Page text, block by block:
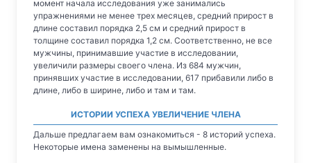
момент начала исследования уже занимались
упражнениями не менее трех месяцев, средний прирост в
длине составил порядка 2,5 см и средний прирост в
толщине составил порядка 1,2 см. Соответственно, не все
мужчины, принимавшие участие в исследовании,
увеличили размеры своего члена. Из 684 мужчин,
принявших участие в исследовании, 617 прибавили либо в
длине, либо в ширине, либо и там и там.
ИСТОРИИ УСПЕХА УВЕЛИЧЕНИЕ ЧЛЕНА
Дальше предлагаем вам ознакомиться - 8 историй успеха.
Некоторые имена заменены на вымышленные.